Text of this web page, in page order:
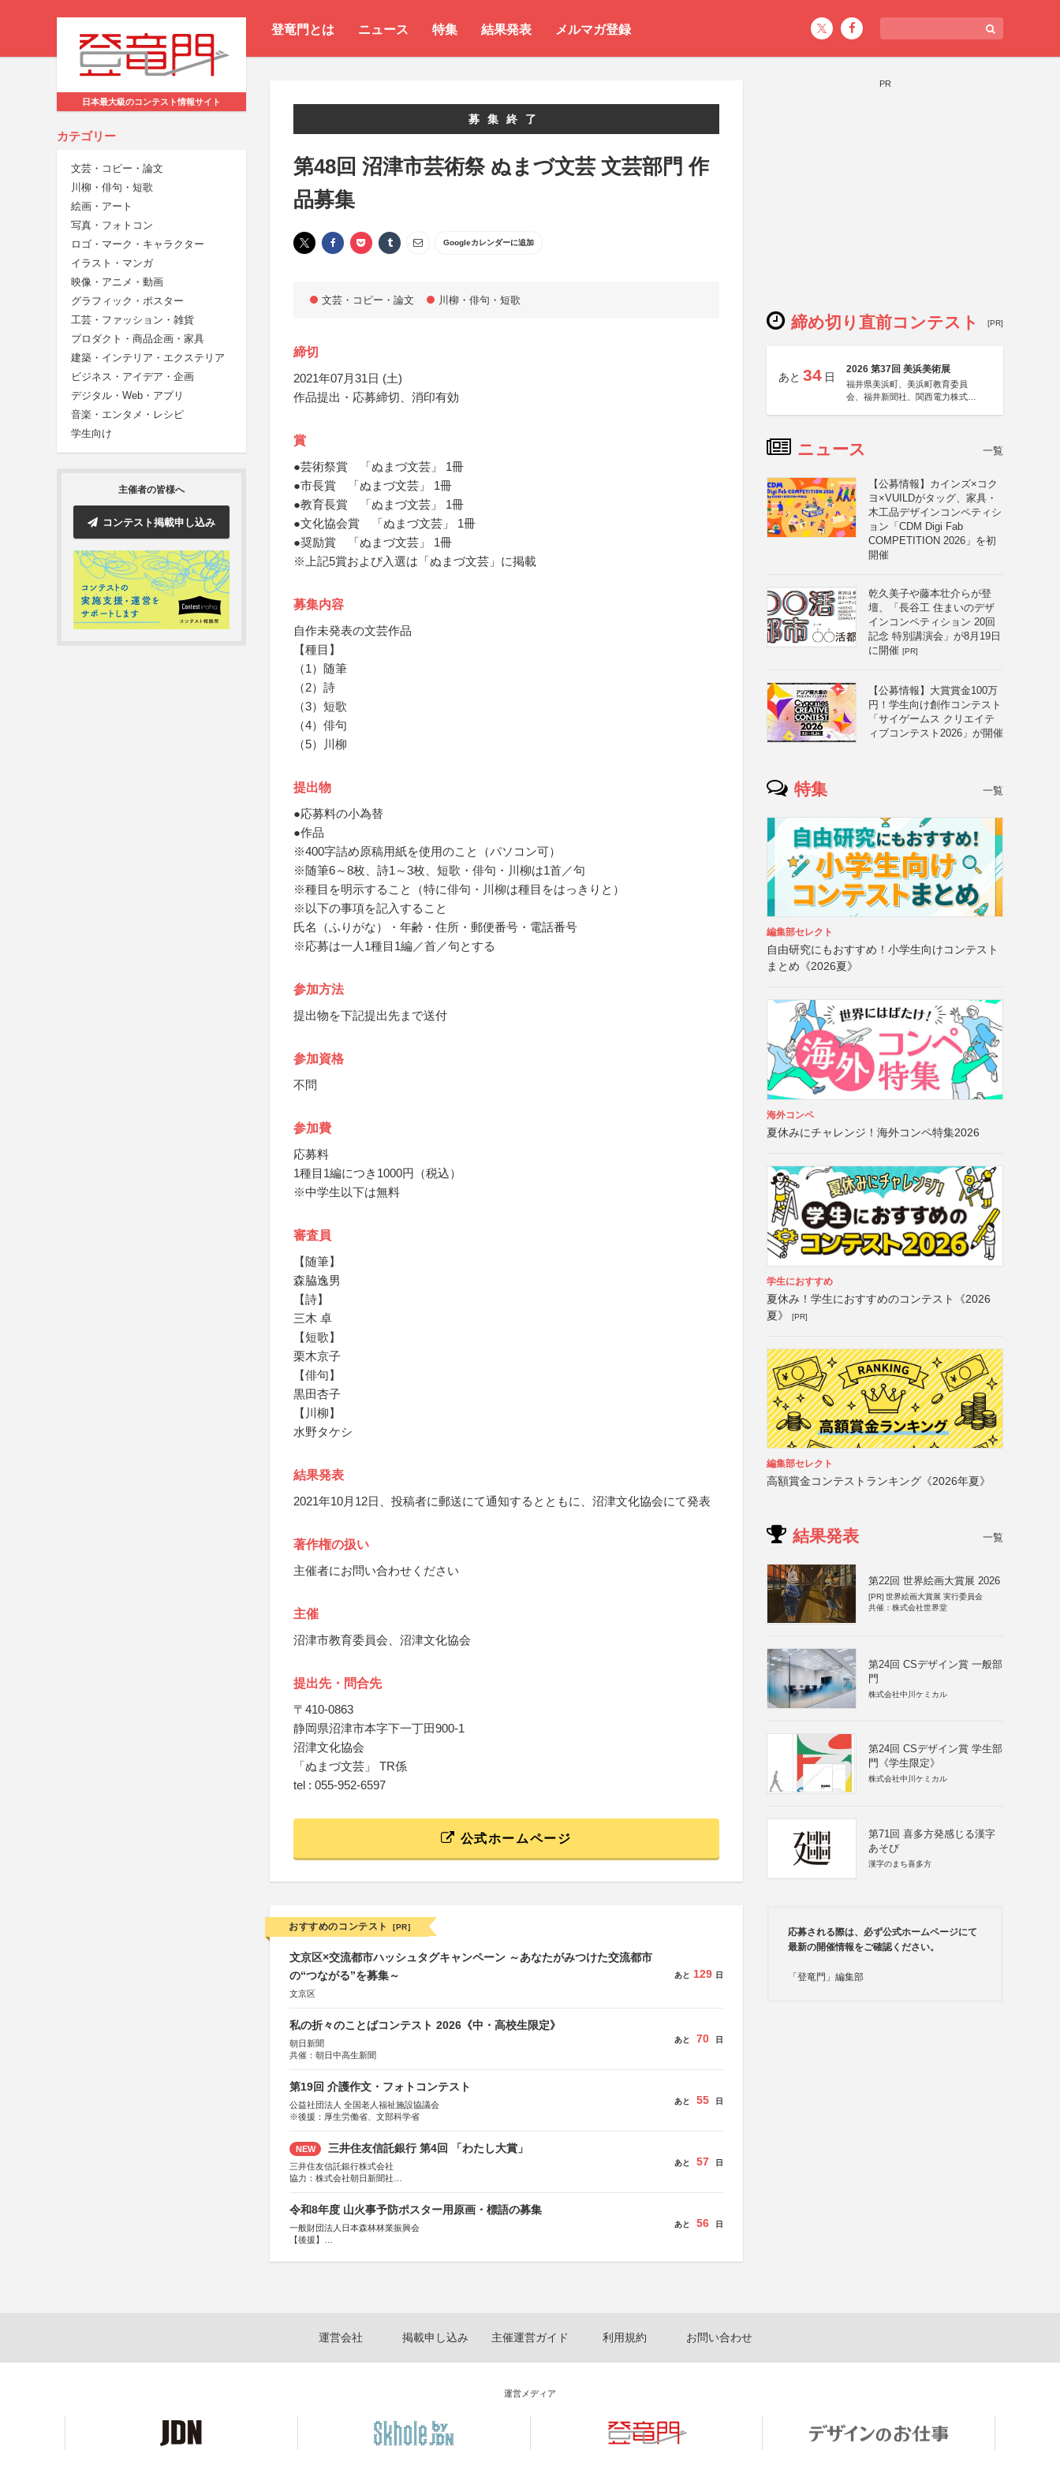
登竜門とは ニュース 特集 結果発表 メルマガ登録
日本最大級のコンテスト情報サイト
カテゴリー
文芸・コピー・論文
川柳・俳句・短歌
絵画・アート
写真・フォトコン
ロゴ・マーク・キャラクター
イラスト・マンガ
映像・アニメ・動画
グラフィック・ポスター
工芸・ファッション・雑貨
プロダクト・商品企画・家具
建築・インテリア・エクステリア
ビジネス・アイデア・企画
デジタル・Web・アプリ
音楽・エンタメ・レシピ
学生向け
主催者の皆様へ
コンテスト掲載申し込み
募集終了
第48回 沼津市芸術祭 ぬまづ文芸 文芸部門 作
品募集
Googleカレンダーに追加
文芸・コピー・論文 川柳・俳句・短歌
締切
2021年07月31日 (土)
作品提出・応募締切、消印有効
賞
●芸術祭賞 「ぬまづ文芸」 1冊
●市長賞 「ぬまづ文芸」 1冊
●教育長賞 「ぬまづ文芸」 1冊
●文化協会賞 「ぬまづ文芸」 1冊
●奨励賞 「ぬまづ文芸」 1冊
※上記5賞および入選は「ぬまづ文芸」に掲載
募集内容
自作未発表の文芸作品
【種目】
（1）随筆
（2）詩
（3）短歌
（4）俳句
（5）川柳
提出物
●応募料の小為替
●作品
※400字詰め原稿用紙を使用のこと（パソコン可）
※随筆6～8枚、詩1～3枚、短歌・俳句・川柳は1首／句
※種目を明示すること（特に俳句・川柳は種目をはっきりと）
※以下の事項を記入すること
氏名（ふりがな）・年齢・住所・郵便番号・電話番号
※応募は一人1種目1編／首／句とする
参加方法
提出物を下記提出先まで送付
参加資格
不問
参加費
応募料
1種目1編につき1000円（税込）
※中学生以下は無料
審査員
【随筆】
森脇逸男
【詩】
三木 卓
【短歌】
栗木京子
【俳句】
黒田杏子
【川柳】
水野タケシ
結果発表
2021年10月12日、投稿者に郵送にて通知するとともに、沼津文化協会にて発表
著作権の扱い
主催者にお問い合わせください
主催
沼津市教育委員会、沼津文化協会
提出先・問合先
〒410-0863
静岡県沼津市本字下一丁田900-1
沼津文化協会
「ぬまづ文芸」 TR係
tel : 055-952-6597
公式ホームページ
おすすめのコンテスト [PR]
文京区×交流都市ハッシュタグキャンペーン ～あなたがみつけた交流都市
の“つながる”を募集～
文京区
あと 129 日
私の折々のことばコンテスト 2026《中・高校生限定》
朝日新聞
共催：朝日中高生新聞
あと 70 日
第19回 介護作文・フォトコンテスト
公益社団法人 全国老人福祉施設協議会
※後援：厚生労働省、文部科学省
あと 55 日
NEW 三井住友信託銀行 第4回 「わたし大賞」
三井住友信託銀行株式会社
協力：株式会社朝日新聞社
あと 57 日
令和8年度 山火事予防ポスター用原画・標語の募集
一般財団法人日本森林林業振興会
【後援】
あと 56 日
PR
締め切り直前コンテスト [PR]
あと 34 日
2026 第37回 美浜美術展
福井県美浜町、美浜町教育委員
会、福井新聞社、関西電力株式会
ニュース 一覧
【公募情報】カインズ×コク
ヨ×VUILDがタッグ、家具・
木工品デザインコンペティシ
ョン「CDM Digi Fab
COMPETITION 2026」を初
開催
乾久美子や藤本壮介らが登
壇、「長谷工 住まいのデザ
インコンペティション 20回
記念 特別講演会」が8月19日
に開催 [PR]
【公募情報】大賞賞金100万
円！学生向け創作コンテスト
「サイゲームス クリエイテ
ィブコンテスト2026」が開催
特集 一覧
編集部セレクト
自由研究にもおすすめ！小学生向けコンテスト
まとめ《2026夏》
海外コンペ
夏休みにチャレンジ！海外コンペ特集2026
学生におすすめ
夏休み！学生におすすめのコンテスト《2026
夏》
[PR]
編集部セレクト
高額賞金コンテストランキング《2026年夏》
結果発表 一覧
第22回 世界絵画大賞展 2026
[PR] 世界絵画大賞展 実行委員会
共催：株式会社世界堂
第24回 CSデザイン賞 一般部
門
株式会社中川ケミカル
第24回 CSデザイン賞 学生部
門《学生限定》
株式会社中川ケミカル
第71回 喜多方発感じる漢字
あそび
漢字のまち喜多方
応募される際は、必ず公式ホームページにて
最新の開催情報をご確認ください。
「登竜門」編集部
運営会社 掲載申し込み 主催運営ガイド 利用規約 お問い合わせ
運営メディア